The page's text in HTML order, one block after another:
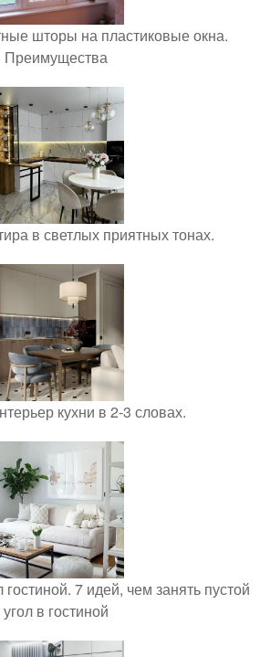
шторы на пластиковые окна.
Преимущества
в светлых приятных тонах.
кухни в 2-3 словах.
гостиной. 7 идей, чем занять пустой
угол в гостиной